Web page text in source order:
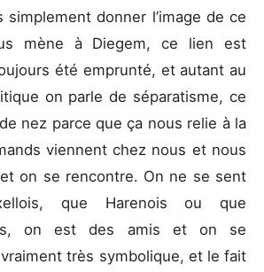
donner l’image de ce
mène à Diegem, ce lien est
été emprunté, et autant au
on parle de séparatisme, ce
nez parce que ça nous relie à la
viennent chez nous et nous
on se rencontre. On ne se sent
que Harenois ou que
on est des amis et on se
vraiment très symbolique, et le fait